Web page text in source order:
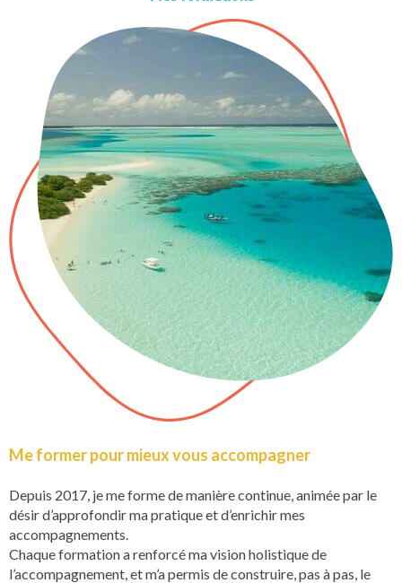
Me former pour mieux vous accompagner
Depuis 2017, je me forme de manière continue, animée par le
désir d’approfondir ma pratique et d’enrichir mes
accompagnements.
Chaque formation a renforcé ma vision holistique de
l’accompagnement, et m’a permis de construire, pas à pas, le